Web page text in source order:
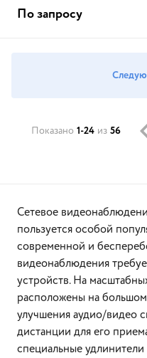
По запросу
Показано 1-24 из 56
Сетевое
пользуется особой
современной и
видеонаблюдения
устройств. На
расположены на
улучшения аудио/видео
дистанции для его
специальные